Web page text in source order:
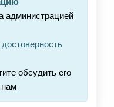
администрацией
обсудить его
нам